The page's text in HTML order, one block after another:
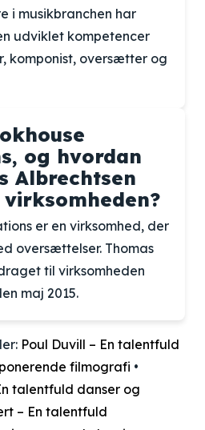
i musikbranchen har
udviklet kompetencer
komponist, oversætter og
og hvordan
Albrechtsen
er en virksomhed, der
oversættelser. Thomas
til virksomheden
maj 2015.
Poul Duvill – En talentfuld
filmografi •
talentfuld danser og
– En talentfuld